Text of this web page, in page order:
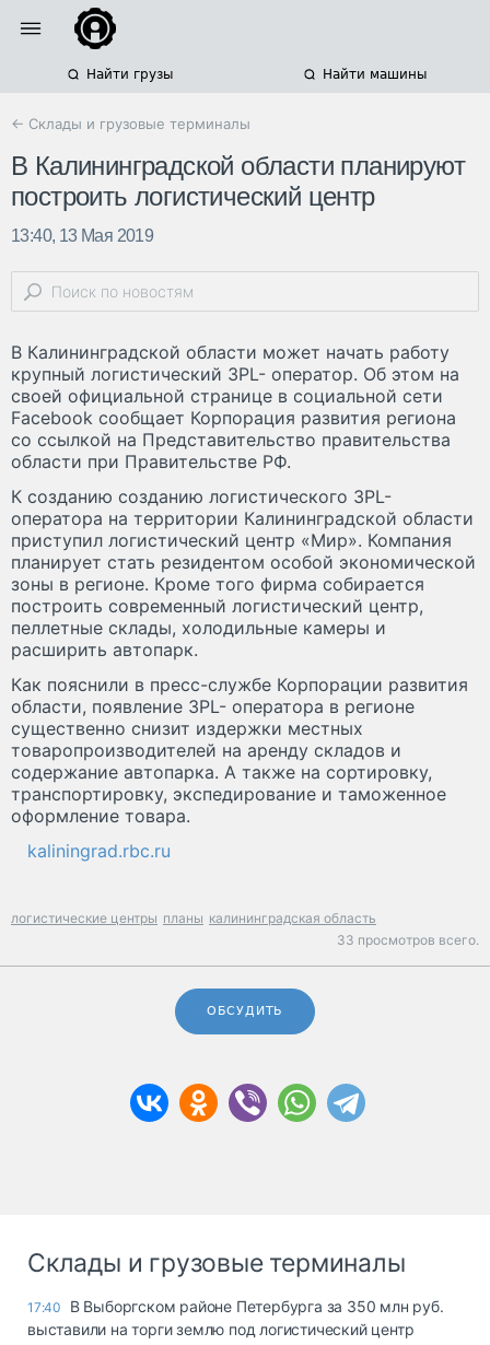
Найти грузы Найти машины
← Склады и грузовые терминалы
В Калининградской области планируют
построить логистический центр
13:40, 13 Мая 2019
В Калининградской области может начать работу
крупный логистический 3PL- оператор. Об этом на
своей официальной странице в социальной сети
Facebook сообщает Корпорация развития региона
со ссылкой на Представительство правительства
области при Правительстве РФ.
К созданию созданию логистического 3PL-
оператора на территории Калининградской области
приступил логистический центр «Мир». Компания
планирует стать резидентом особой экономической
зоны в регионе. Кроме того фирма собирается
построить современный логистический центр,
пеллетные склады, холодильные камеры и
расширить автопарк.
Как пояснили в пресс-службе Корпорации развития
области, появление 3PL- оператора в регионе
существенно снизит издержки местных
товаропроизводителей на аренду складов и
содержание автопарка. А также на сортировку,
транспортировку, экспедирование и таможенное
оформление товара.
kaliningrad.rbc.ru
логистические центры планы калининградская область
33 просмотров всего.
ОБСУДИТЬ
Склады и грузовые терминалы
17:40
В Выборгском районе Петербурга за 350 млн руб.
выставили на торги землю под логистический центр